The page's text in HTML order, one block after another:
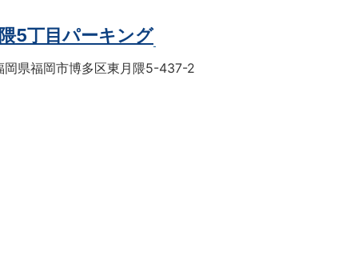
5丁目パーキング
岡県福岡市博多区東月隈5-437-2